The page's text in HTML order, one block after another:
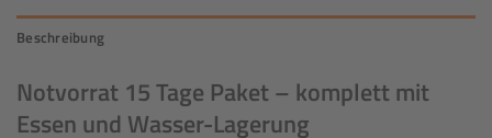
Beschreibung
Notvorrat 15 Tage Paket – komplett mit
Essen und Wasser-Lagerung